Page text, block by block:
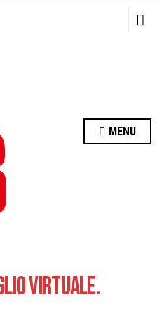
MENU
VIRTUALE.